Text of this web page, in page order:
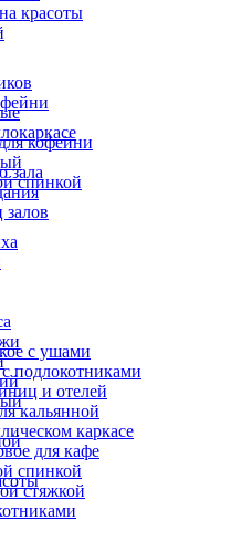
красоты
зала
с ушами
подлокотниками
и отелей
кальянной
каркасе
для кафе
спинкой
стяжкой
кофейни
спинкой